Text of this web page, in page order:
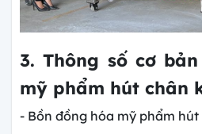
3. Thông số cơ
mỹ phẩm hút chân
- Bồn đồng hóa mỹ phẩm